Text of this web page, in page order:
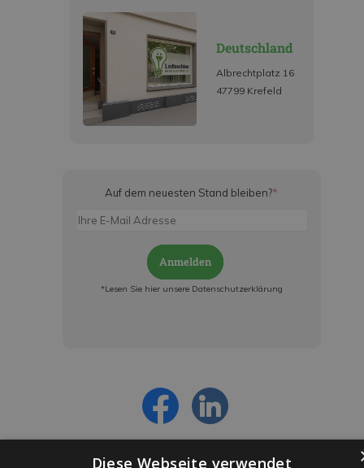
Deutschland
Albrechtplatz 16
47799 Krefeld
Auf dem neuesten Stand bleiben?*
Anmelden
*Lesen Sie hier unsere Datenschutzerklärung
Diese Webseite verwendet